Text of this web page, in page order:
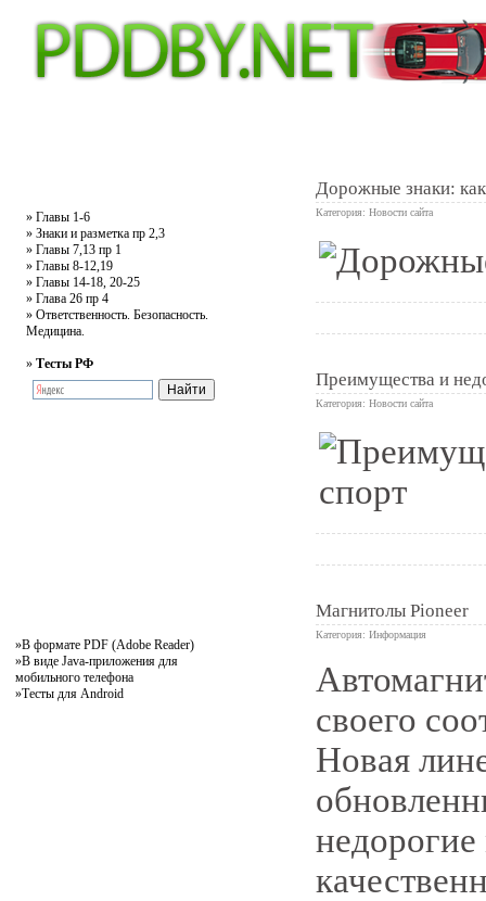
» Главы 1-6
» Знаки и разметка пр 2,3
» Главы 7,13 пр 1
» Главы 8-12,19
» Главы 14-18, 20-25
» Глава 26 пр 4
» Ответственность. Безопасность.
Медицина.
» Тесты РФ
»В формате PDF (Adobe Reader)
»В виде Java-приложения для
мобильного телефона
»Тесты для Android
Дорожные знаки: как
Категория: Новости сайта
Преимущества и
Категория: Новости сайта
Магнитолы Pioneer
Категория: Информация
своего
Новая